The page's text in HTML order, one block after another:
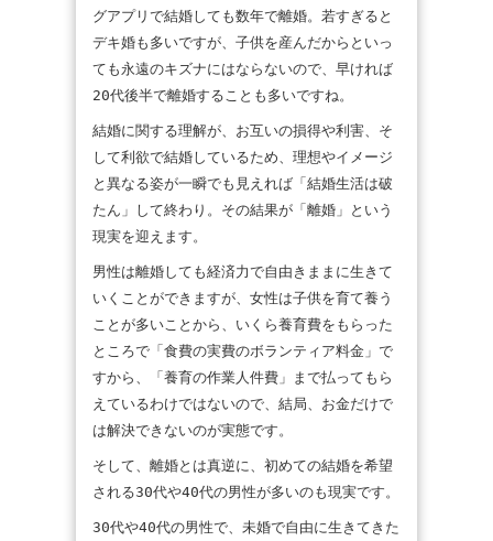
グアプリで結婚しても数年で離婚。若すぎると
デキ婚も多いですが、子供を産んだからといっ
ても永遠のキズナにはならないので、早ければ
20代後半で離婚することも多いですね。
結婚に関する理解が、お互いの損得や利害、そ
して利欲で結婚しているため、理想やイメージ
と異なる姿が一瞬でも見えれば「結婚生活は破
たん」して終わり。その結果が「離婚」という
現実を迎えます。
男性は離婚しても経済力で自由きままに生きて
いくことができますが、女性は子供を育て養う
ことが多いことから、いくら養育費をもらった
ところで「食費の実費のボランティア料金」で
すから、「養育の作業人件費」まで払ってもら
えているわけではないので、結局、お金だけで
は解決できないのが実態です。
そして、離婚とは真逆に、初めての結婚を希望
される30代や40代の男性が多いのも現実です。
30代や40代の男性で、未婚で自由に生きてきた